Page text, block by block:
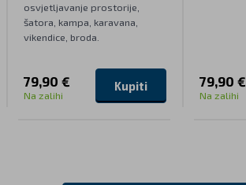
osvjetljavanje prostorije,
šatora, kampa, karavana,
vikendice, broda.
79,90 €
Na zalihi
Kupiti 79,90 €
Na zalihi